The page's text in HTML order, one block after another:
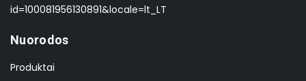
id=100081956130891&locale=lt_LT
Nuorodos
Produktai